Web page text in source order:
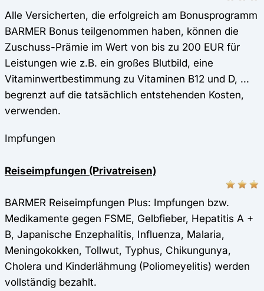
Alle Versicherten, die erfolgreich am Bonusprogramm
BARMER Bonus teilgenommen haben, können die
Zuschuss-Prämie im Wert von bis zu 200 EUR für
Leistungen wie z.B. ein großes Blutbild, eine
Vitaminwertbestimmung zu Vitaminen B12 und D, ...
begrenzt auf die tatsächlich entstehenden Kosten,
verwenden.
Impfungen
Reiseimpfungen (Privatreisen)
BARMER Reiseimpfungen Plus: Impfungen bzw.
Medikamente gegen FSME, Gelbfieber, Hepatitis A +
B, Japanische Enzephalitis, Influenza, Malaria,
Meningokokken, Tollwut, Typhus, Chikungunya,
Cholera und Kinderlähmung (Poliomeyelitis) werden
vollständig bezahlt.